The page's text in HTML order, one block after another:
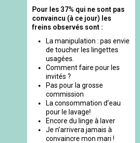
Pour les 37% qui ne sont pas
convaincu (à ce jour) les
freins observés sont :
La manipulation : pas envie
de toucher les lingettes
usagées.
Comment faire pour les
invités ?
Pas pour la grosse
commission
La consommation d’eau
pour le lavage!
Encore du linge à laver
Je n’arrivera jamais à
convaincre mon mari !